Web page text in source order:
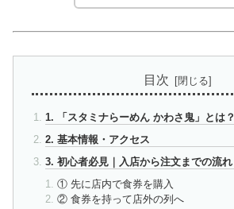
目次
1. 「スタミナらーめん かわさ鬼」とは？
2. 基本情報・アクセス
3. 初心者必見｜入店から注文までの流れ
① 先に店内で食券を購入
② 食券を持って店外の列へ